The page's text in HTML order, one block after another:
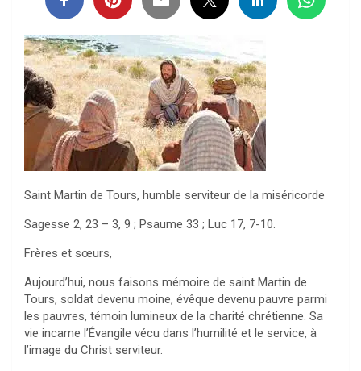
Saint Martin de Tours, humble serviteur de la miséricorde
Sagesse 2, 23 – 3, 9 ; Psaume 33 ; Luc 17, 7-10.
Frères et sœurs,
Aujourd’hui, nous faisons mémoire de saint Martin de
Tours, soldat devenu moine, évêque devenu pauvre parmi
les pauvres, témoin lumineux de la charité chrétienne. Sa
vie incarne l’Évangile vécu dans l’humilité et le service, à
l’image du Christ serviteur.